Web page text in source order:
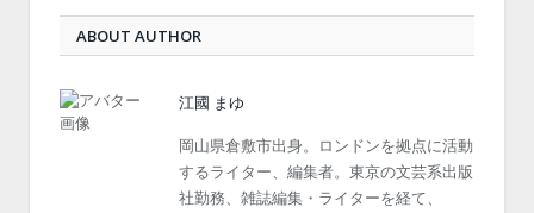
ABOUT AUTHOR
江國 まゆ
岡山県倉敷市出身。ロンドンを拠点に活動
するライター、編集者。東京の文芸系出版
社勤務、雑誌編集・ライターを経て、